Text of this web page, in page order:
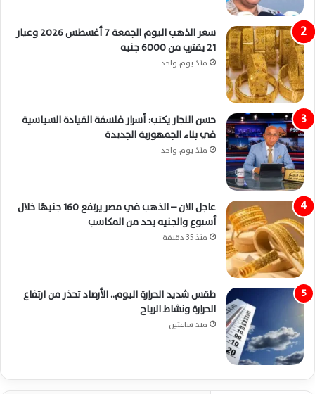
سعر الذهب اليوم الجمعة 7 أغسطس 2026 وعيار
21 يقترب من 6000 جنيه
منذ يوم واحد
حسن النجار يكتب: أسرار فلسفة القيادة السياسية
في بناء الجمهورية الجديدة
منذ يوم واحد
عاجل الان – الذهب في مصر يرتفع 160 جنيهًا خلال
أسبوع والجنيه يحد من المكاسب
منذ 35 دقيقة
طقس شديد الحرارة اليوم.. الأرصاد تحذر من ارتفاع
الحرارة ونشاط الرياح
منذ ساعتين